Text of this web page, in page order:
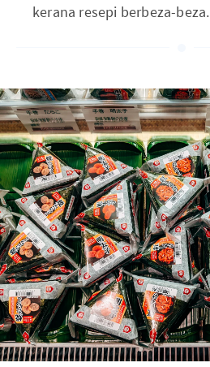
kerana resepi berbeza-beza.